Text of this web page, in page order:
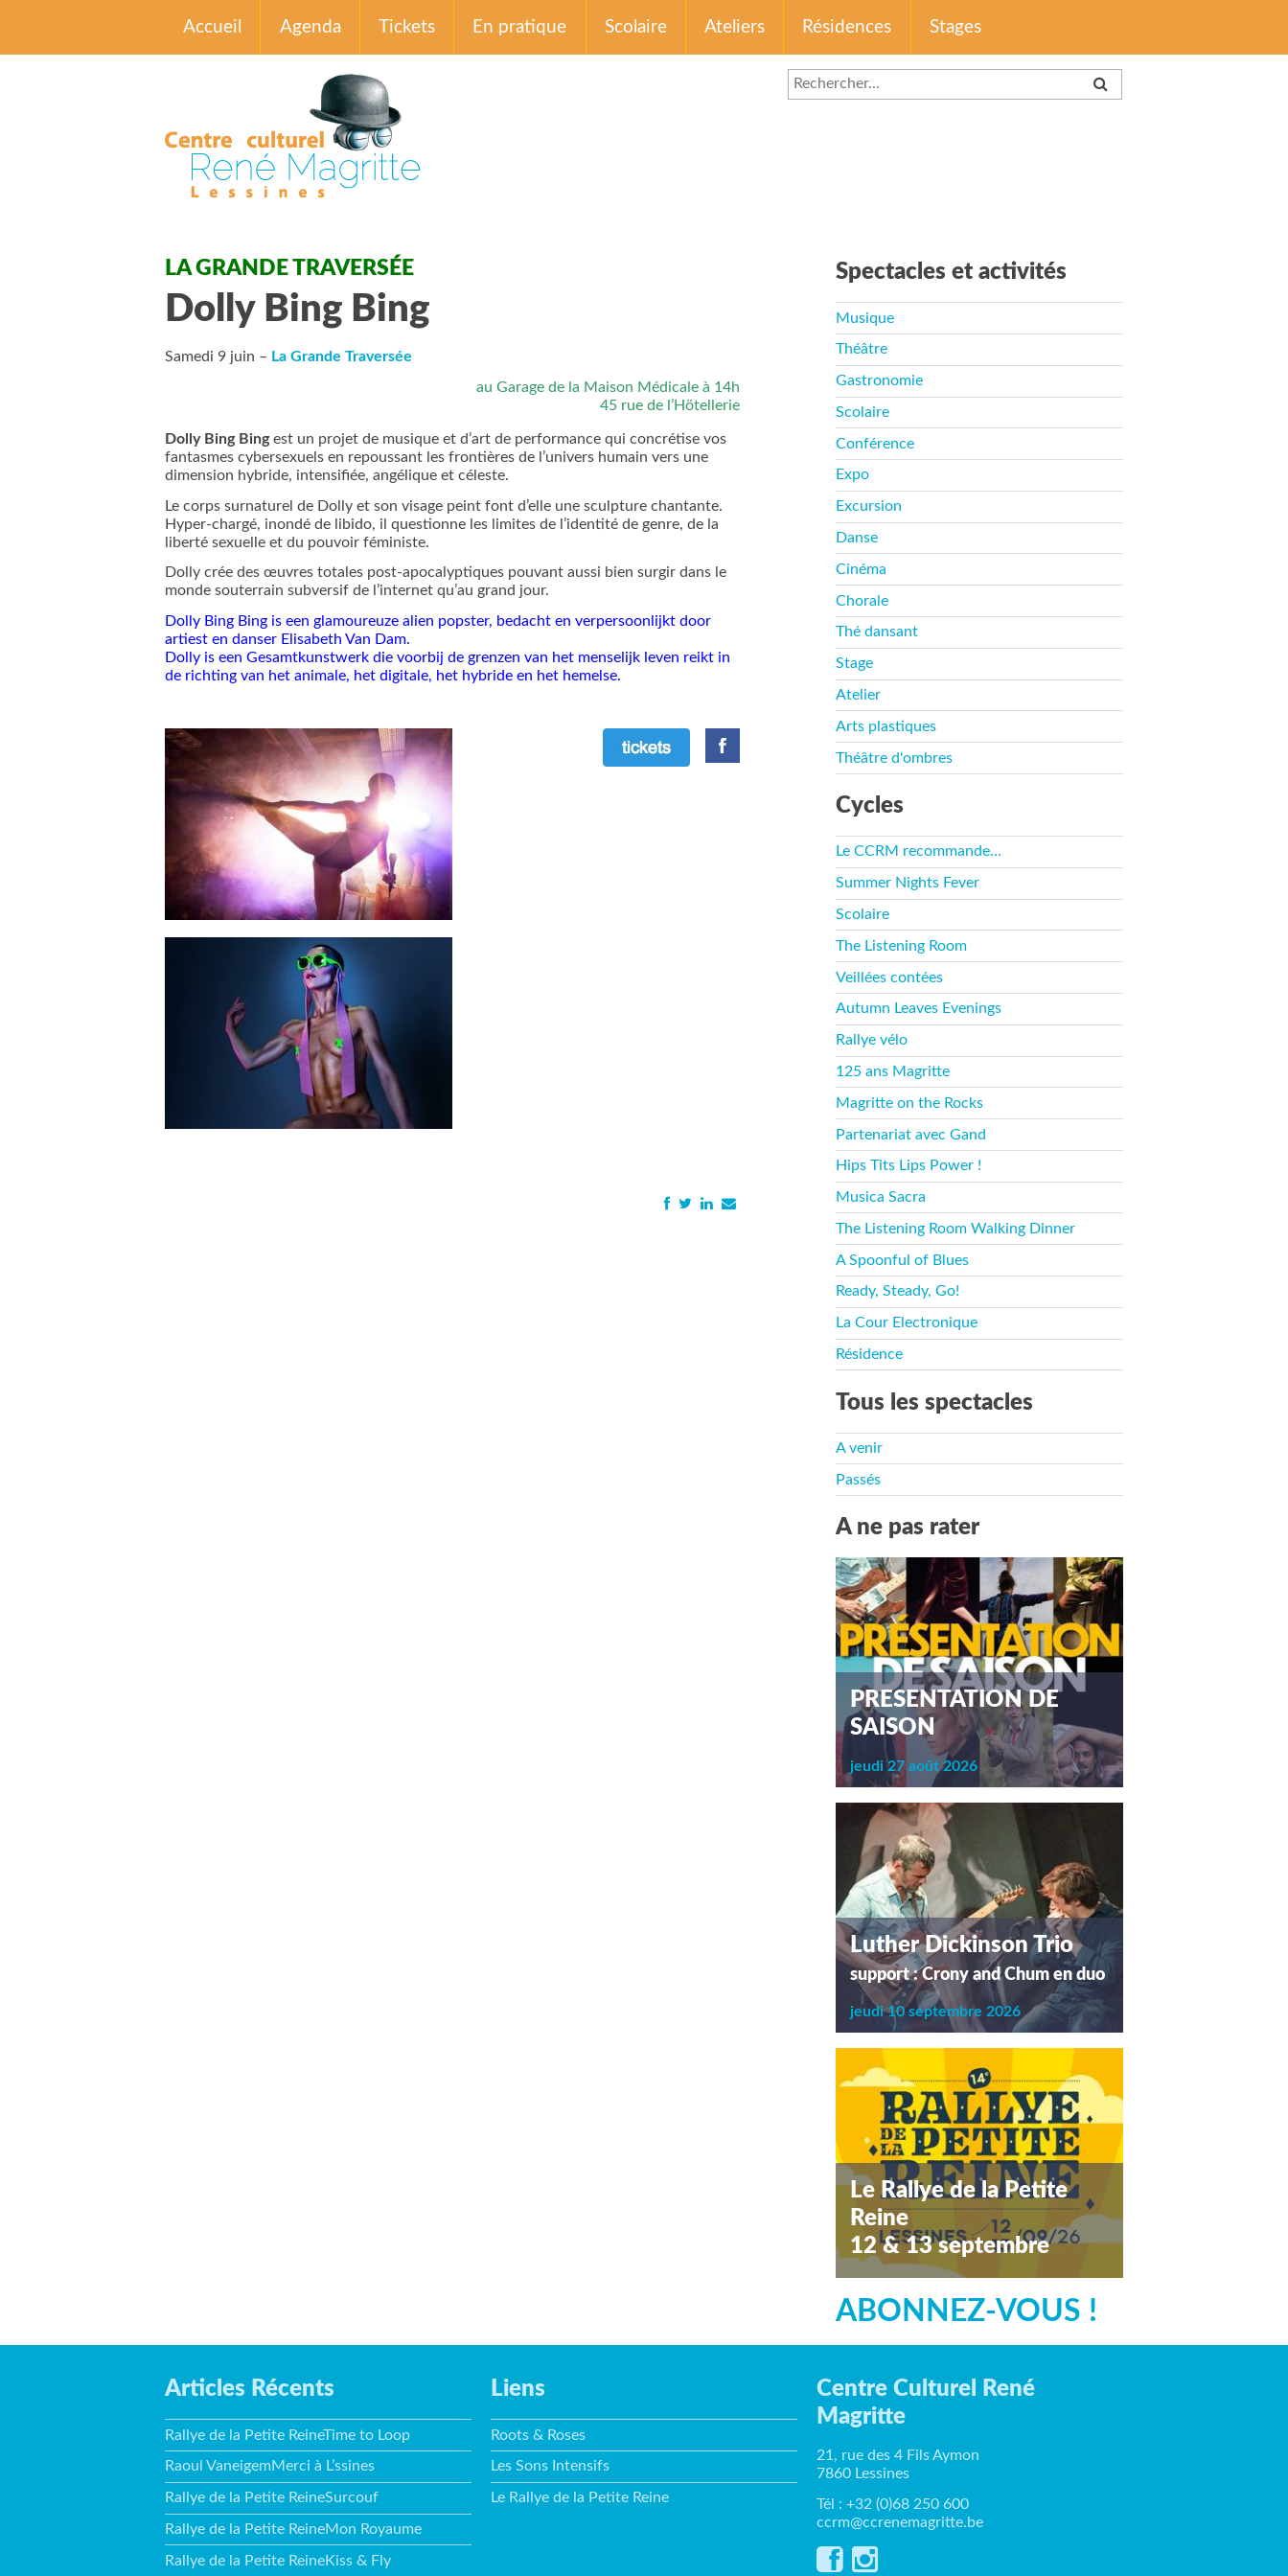
Accueil Agenda Tickets En pratique Scolaire Ateliers Résidences Stages
LA GRANDE TRAVERSÉE
Dolly Bing Bing
Samedi 9 juin – La Grande Traversée
au Garage de la Maison Médicale à 14h
45 rue de l’Hötellerie
Dolly Bing Bingest un projet de musique et d’art de performance qui concrétise vos
fantasmes cybersexuels en repoussant les frontières de l’univers humain vers une
dimension hybride, intensifiée, angélique et céleste.
Le corps surnaturel de Dolly et son visage peint font d’elle une sculpture chantante.
Hyper-chargé, inondé de libido, il questionne les limites de l’identité de genre, de la
liberté sexuelle et du pouvoir féministe.
Dolly crée des œuvres totales post-apocalyptiques pouvant aussi bien surgir dans le
monde souterrain subversif de l’internet qu’au grand jour.
Dolly Bing Bing is een glamoureuze alien popster, bedacht en verpersoonlijkt door
artiest en danser Elisabeth Van Dam.
Dolly is een Gesamtkunstwerk die voorbij de grenzen van het menselijk leven reikt in
de richting van het animale, het digitale, het hybride en het hemelse.
Spectacles et activités
Musique
Théâtre
Gastronomie
Scolaire
Conférence
Expo
Excursion
Danse
Cinéma
Chorale
Thé dansant
Stage
Atelier
Arts plastiques
Théâtre d'ombres
Cycles
Le CCRM recommande…
Summer Nights Fever
Scolaire
The Listening Room
Veillées contées
Autumn Leaves Evenings
Rallye vélo
125 ans Magritte
Magritte on the Rocks
Partenariat avec Gand
Hips Tits Lips Power !
Musica Sacra
The Listening Room Walking Dinner
A Spoonful of Blues
Ready, Steady, Go!
La Cour Electronique
Résidence
Tous les spectacles
A venir
Passés
A ne pas rater
PRESENTATION DE
SAISON
jeudi 27 août 2026
Luther Dickinson Trio
support : Crony and Chum en duo
jeudi 10 septembre 2026
Le Rallye de la Petite
Reine
12 & 13 septembre
ABONNEZ-VOUS !
Articles Récents
Rallye de la Petite ReineTime to Loop
Raoul VaneigemMerci à L’ssines
Rallye de la Petite ReineSurcouf
Rallye de la Petite ReineMon Royaume
Rallye de la Petite ReineKiss & Fly
Liens
Roots & Roses
Les Sons Intensifs
Le Rallye de la Petite Reine
Centre Culturel René
Magritte
21, rue des 4 Fils Aymon
7860 Lessines
Tél : +32 (0)68 250 600
ccrm@ccrenemagritte.be